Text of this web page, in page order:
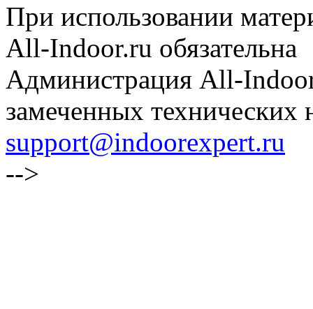
При использовании
All-Indoor.ru обязательна
Администрация All-
замеченных технических
support@indoorexpert.ru
-->